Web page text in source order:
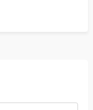
на док-станцию и